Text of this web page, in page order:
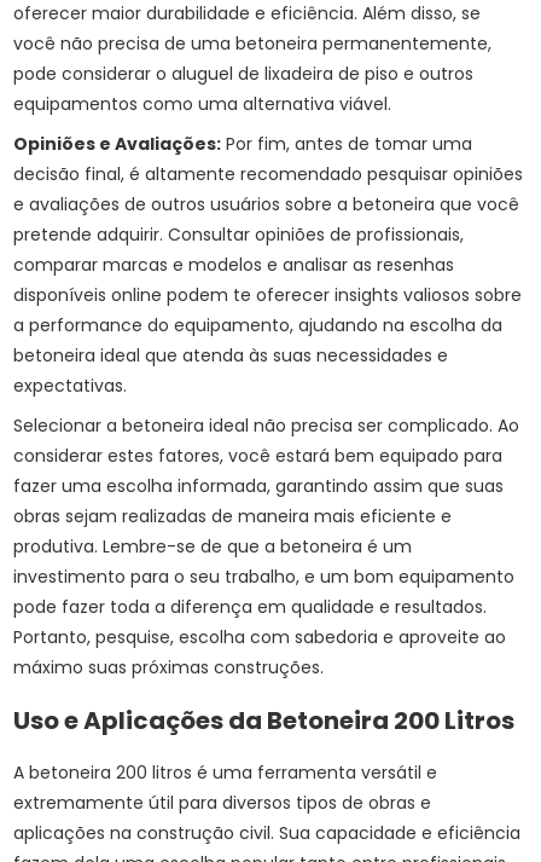
oferecer maior durabilidade e eficiência. Além disso, se
você não precisa de uma betoneira permanentemente,
pode considerar oaluguel de lixadeira de piso e outros
equipamentos como uma alternativa viável.
Opiniões e Avaliações: Por fim, antes de tomar uma
decisão final, é altamente recomendado pesquisar opiniões
e avaliações de outros usuários sobre a betoneira que você
pretende adquirir. Consultar opiniões de profissionais,
comparar marcas e modelos e analisar as resenhas
disponíveis online podem te oferecer insights valiosos sobre
a performance do equipamento, ajudando na escolha da
betoneira ideal que atenda às suas necessidades e
expectativas.
Selecionar a betoneira ideal não precisa ser complicado. Ao
considerar estes fatores, você estará bem equipado para
fazer uma escolha informada, garantindo assim que suas
obras sejam realizadas de maneira mais eficiente e
produtiva. Lembre-se de que a betoneira é um
investimento para o seu trabalho, e um bom equipamento
pode fazer toda a diferença em qualidade e resultados.
Portanto, pesquise, escolha com sabedoria e aproveite ao
máximo suas próximas construções.
Uso e Aplicações da Betoneira 200 Litros
A betoneira 200 litros é uma ferramenta versátil e
extremamente útil para diversos tipos de obras e
aplicações na construção civil. Sua capacidade e eficiência